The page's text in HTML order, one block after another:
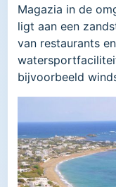
Magazia in de
ligt aan een
van restaurants
bijvoorbeeld